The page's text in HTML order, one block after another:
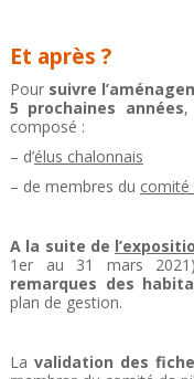
Et après ?
Poursuivre
5 prochaines années,
composé :
– d’élus chalonnais
– de membres du comité
A la suite de
1er au 31 mars
remarques des
plan de gestion.
La validation des